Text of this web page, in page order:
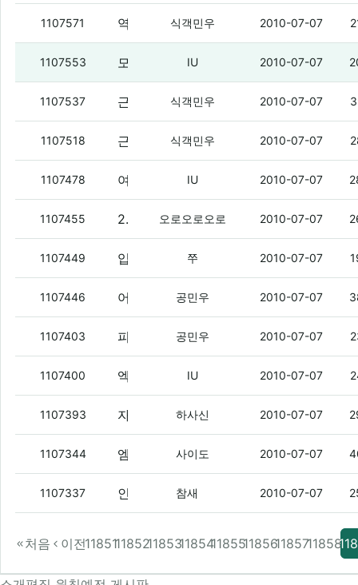
1107571 (5)
식객민우 2010-07-07
1107553 (2)
IU 2010-07-07
1107537 식객민우 2010-07-07
1107518 식객민우 2010-07-07
1107478 (4)
IU 2010-07-07
1107455 2개중 하나 골라줘봐 노트북임 (3)
오로오로오로 2010-07-07
1107449 쭈 2010-07-07
1107446 공민우 2010-07-07
1107403 공민우 2010-07-07
1107400 IU 2010-07-07
1107393 하사신 2010-07-07
1107344 사이도 2010-07-07
1107337 참새 2010-07-07
처음 이전1185111852118531185411855118561185711858